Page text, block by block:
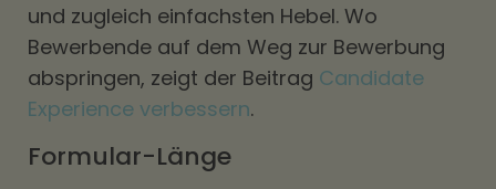
und zugleich einfachsten Hebel. Wo
Bewerbende auf dem Weg zur Bewerbung
abspringen, zeigt der Beitrag Candidate
Experience verbessern.
Formular-Länge